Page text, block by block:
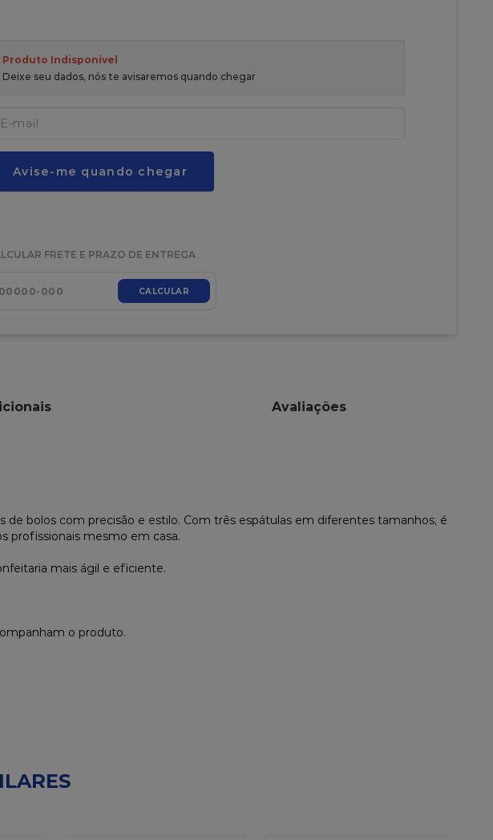
Produto Indisponível
Deixe seu dados, nós te avisaremos quando chegar
Avise-me quando chegar
FRETE E PRAZO DE ENTREGA
CALCULAR
Avaliações
bolos com precisão e estilo. Com três espátulas em diferentes tamanhos, é
profissionais mesmo em casa.
mais ágil e eficiente.
o produto.